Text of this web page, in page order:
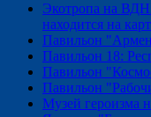
Экотропа на
находится на
Павильон
Павильон 18:
Павильон
Павильон
Музей героизма